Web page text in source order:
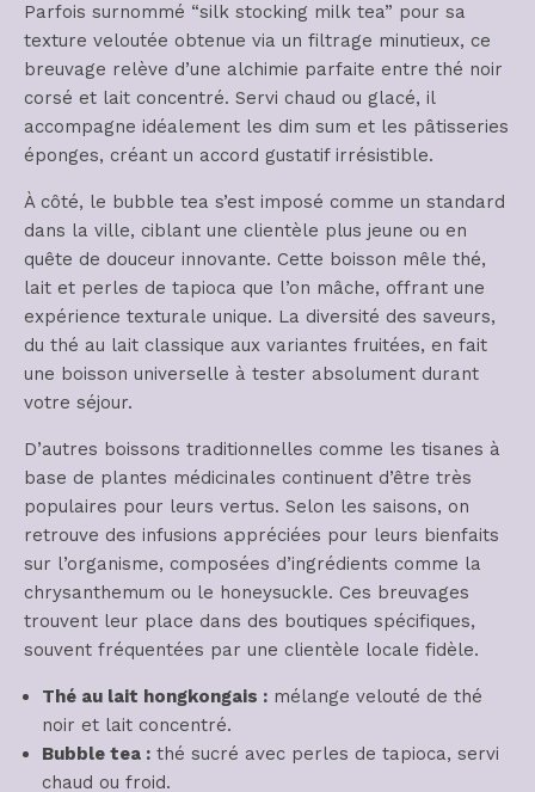
Parfois surnommé “silk stocking milk tea” pour sa
texture veloutée obtenue via un filtrage minutieux, ce
breuvage relève d’une alchimie parfaite entre thé noir
corsé et lait concentré. Servi chaud ou glacé, il
accompagne idéalement les dim sum et les pâtisseries
éponges, créant un accord gustatif irrésistible.
À côté, le bubble tea s’est imposé comme un standard
dans la ville, ciblant une clientèle plus jeune ou en
quête de douceur innovante. Cette boisson mêle thé,
lait et perles de tapioca que l’on mâche, offrant une
expérience texturale unique. La diversité des saveurs,
du thé au lait classique aux variantes fruitées, en fait
une boisson universelle à tester absolument durant
votre séjour.
D’autres boissons traditionnelles comme les tisanes à
base de plantes médicinales continuent d’être très
populaires pour leurs vertus. Selon les saisons, on
retrouve des infusions appréciées pour leurs bienfaits
sur l’organisme, composées d’ingrédients comme la
chrysanthemum ou le honeysuckle. Ces breuvages
trouvent leur place dans des boutiques spécifiques,
souvent fréquentées par une clientèle locale fidèle.
Thé au lait hongkongais : mélange velouté de thé
noir et lait concentré.
Bubble tea : thé sucré avec perles de tapioca, servi
chaud ou froid.